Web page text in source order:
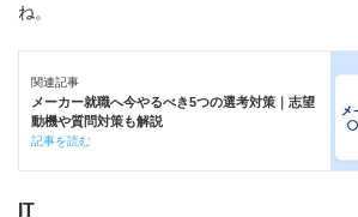
ね。
関連記事
メーカー就職へ今やるべき5つの選考対策｜志望
動機や質問対策も解説
記事を読む
IT